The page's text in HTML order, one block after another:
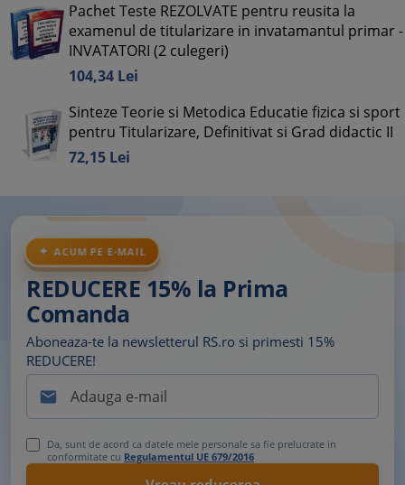
Pachet Teste REZOLVATE pentru reusita la
examenul de titularizare in invatamantul primar -
INVATATORI (2 culegeri)
104,34 Lei
Sinteze Teorie si Metodica Educatie fizica si sport
pentru Titularizare, Definitivat si Grad didactic II
72,15 Lei
ACUM PE E-MAIL
REDUCERE 15% la Prima
Comanda
Aboneaza-te la newsletterul RS.ro si primesti 15%
REDUCERE!

Da, sunt de acord ca datele mele personale sa fie prelucrate in
conformitate cu Regulamentul UE 679/2016